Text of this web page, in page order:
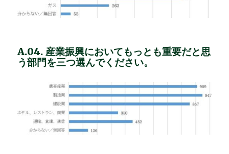
A.04. 産業振興においてもっとも重要だと思
う部門を三つ選んでください。